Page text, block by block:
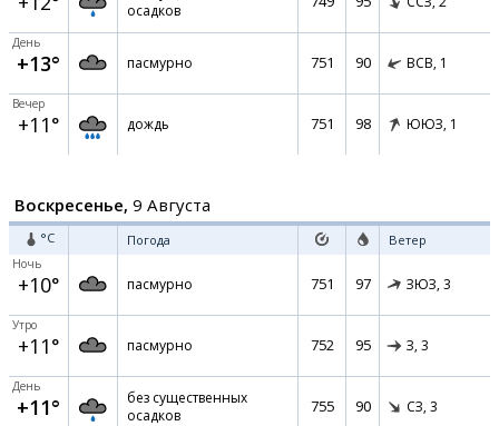
осадков
День
+13° пасмурно 751 90 ВСВ, 1
Вечер
+11° дождь 751 98 ЮЮЗ, 1
Воскресенье, 9 Августа
°C Погода Ветер
Ночь
+10° пасмурно 751 97 ЗЮЗ, 3
Утро
+11° пасмурно 752 95 З, 3
День
+11°
без существенных
осадков
755 90 СЗ, 3